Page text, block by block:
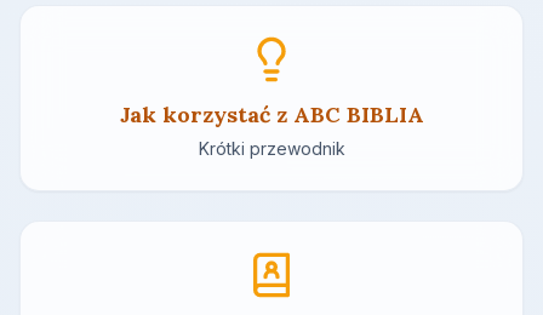
Jak korzystać z ABC BIBLIA
Krótki przewodnik